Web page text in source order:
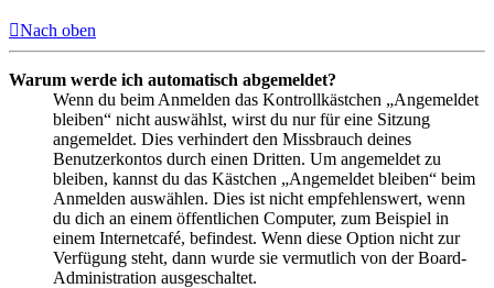
Nach oben
Warum werde ich automatisch abgemeldet?
Wenn du beim Anmelden das Kontrollkästchen „Angemeldet
bleiben“ nicht auswählst, wirst du nur für eine Sitzung
angemeldet. Dies verhindert den Missbrauch deines
Benutzerkontos durch einen Dritten. Um angemeldet zu
bleiben, kannst du das Kästchen „Angemeldet bleiben“ beim
Anmelden auswählen. Dies ist nicht empfehlenswert, wenn
du dich an einem öffentlichen Computer, zum Beispiel in
einem Internetcafé, befindest. Wenn diese Option nicht zur
Verfügung steht, dann wurde sie vermutlich von der Board-
Administration ausgeschaltet.